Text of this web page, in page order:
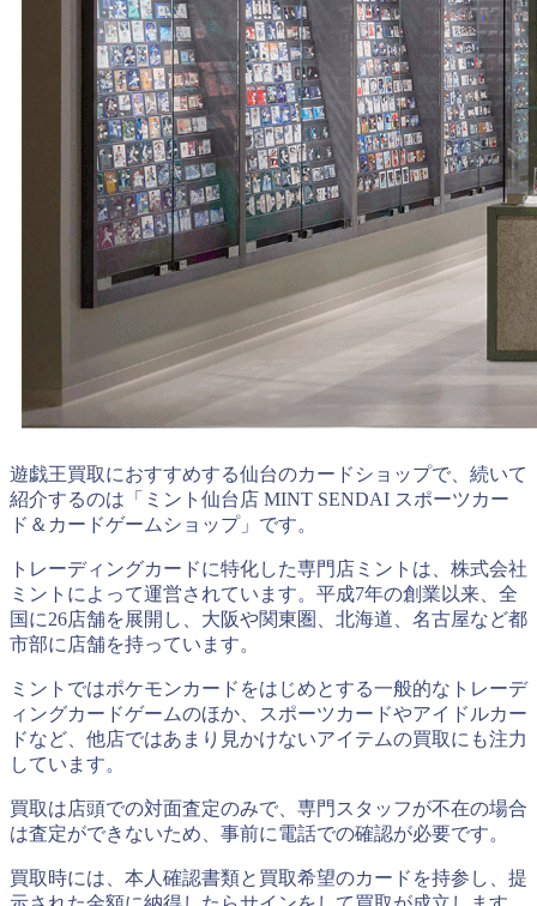
遊戯王買取におすすめする仙台のカードショップで、続いて
紹介するのは「ミント仙台店 MINT SENDAI スポーツカー
ド＆カードゲームショップ」です。
トレーディングカードに特化した専門店ミントは、株式会社
ミントによって運営されています。平成7年の創業以来、全
国に26店舗を展開し、大阪や関東圏、北海道、名古屋など都
市部に店舗を持っています。
ミントではポケモンカードをはじめとする一般的なトレーデ
ィングカードゲームのほか、スポーツカードやアイドルカー
ドなど、他店ではあまり見かけないアイテムの買取にも注力
しています。
買取は店頭での対面査定のみで、専門スタッフが不在の場合
は査定ができないため、事前に電話での確認が必要です。
買取時には、本人確認書類と買取希望のカードを持参し、提